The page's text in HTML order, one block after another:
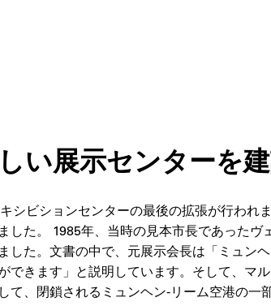
い展示センターを
シビションセンターの最後の拡張が行われ
した。 1985年、当時の見本市長であった
た。文書の中で、元展示会長は「ミュン
きます」と説明しています。そして、マ
、閉鎖されるミュンヘン-リーム空港の一